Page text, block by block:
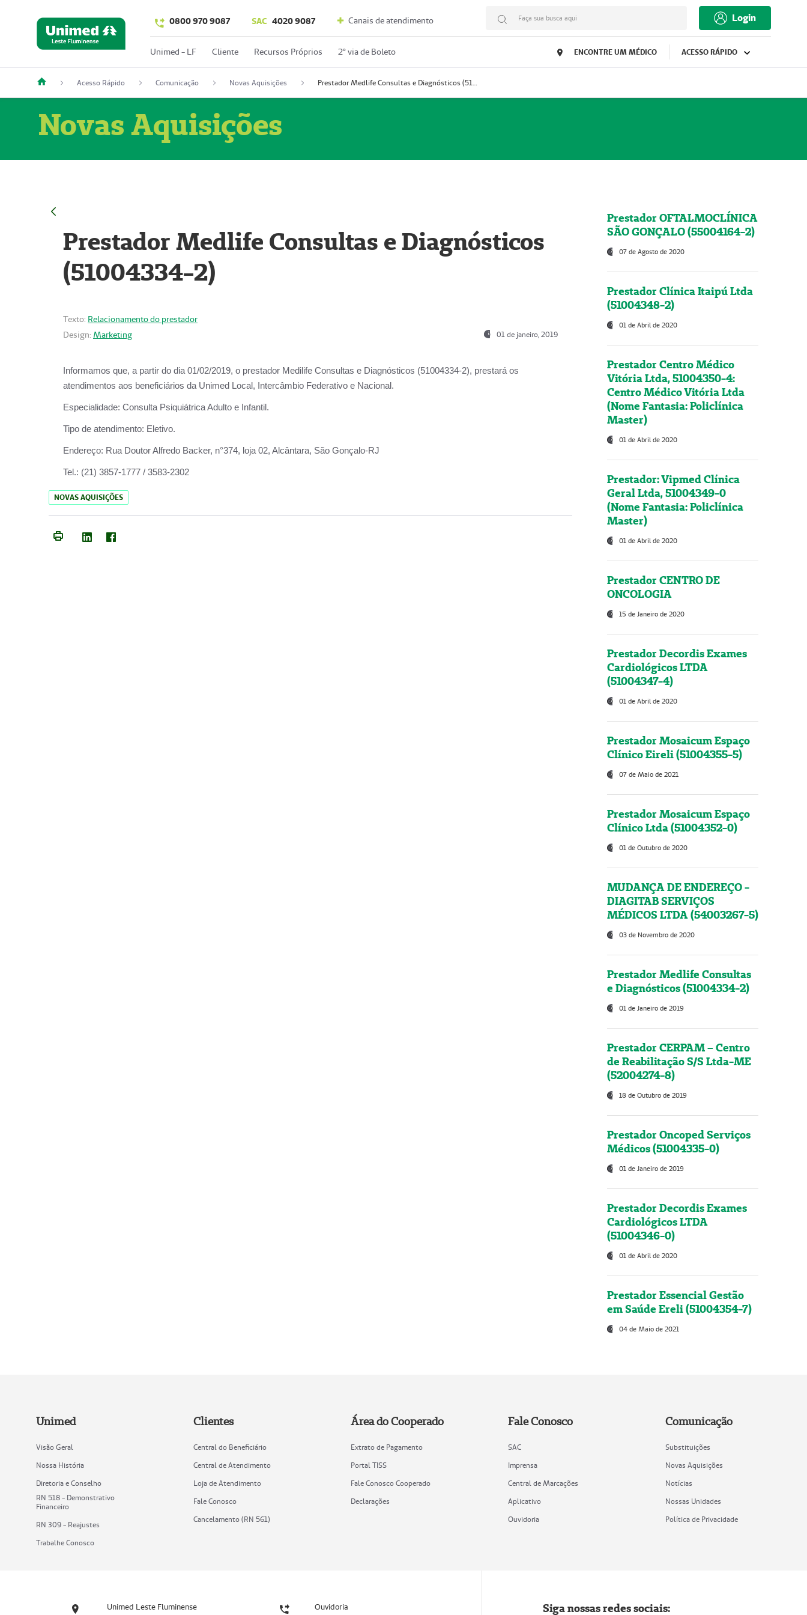
0800 970 9087 SAC 4020 9087 Canais de atendimento Faça sua busca aqui Login
Unimed - LF Cliente Recursos Próprios 2º via de Boleto ENCONTRE UM MÉDICO ACESSO RÁPIDO
Acesso Rápido Comunicação Novas Aquisições Prestador Medlife Consultas e Diagnósticos (51004334-2)
Novas Aquisições
Prestador Medlife Consultas e Diagnósticos
(51004334-2)
Texto: Relacionamento do prestador
Design: Marketing 01 de janeiro, 2019
Informamos que, a partir do dia 01/02/2019, o prestador Medilife Consultas e Diagnósticos (51004334-2), prestará os
atendimentos aos beneficiários da Unimed Local, Intercâmbio Federativo e Nacional.
Especialidade: Consulta Psiquiátrica Adulto e Infantil.
Tipo de atendimento: Eletivo.
Endereço: Rua Doutor Alfredo Backer, n°374, loja 02, Alcântara, São Gonçalo-RJ
Tel.: (21) 3857-1777 / 3583-2302
NOVAS AQUISIÇÕES
Prestador OFTALMOCLÍNICA
SÃO GONÇALO (55004164-2)
07 de Agosto de 2020
Prestador Clínica Itaipú Ltda
(51004348-2)
01 de Abril de 2020
Prestador Centro Médico
Vitória Ltda, 51004350-4:
Centro Médico Vitória Ltda
(Nome Fantasia: Policlínica
Master)
01 de Abril de 2020
Prestador: Vipmed Clínica
Geral Ltda, 51004349-0
(Nome Fantasia: Policlínica
Master)
01 de Abril de 2020
Prestador CENTRO DE
ONCOLOGIA
15 de Janeiro de 2020
Prestador Decordis Exames
Cardiológicos LTDA
(51004347-4)
01 de Abril de 2020
Prestador Mosaicum Espaço
Clínico Eireli (51004355-5)
07 de Maio de 2021
Prestador Mosaicum Espaço
Clínico Ltda (51004352-0)
01 de Outubro de 2020
MUDANÇA DE ENDEREÇO -
DIAGITAB SERVIÇOS
MÉDICOS LTDA (54003267-5)
03 de Novembro de 2020
Prestador Medlife Consultas
e Diagnósticos (51004334-2)
01 de Janeiro de 2019
Prestador CERPAM – Centro
de Reabilitação S/S Ltda-ME
(52004274-8)
18 de Outubro de 2019
Prestador Oncoped Serviços
Médicos (51004335-0)
01 de Janeiro de 2019
Prestador Decordis Exames
Cardiológicos LTDA
(51004346-0)
01 de Abril de 2020
Prestador Essencial Gestão
em Saúde Ereli (51004354-7)
04 de Maio de 2021
Unimed
Visão Geral
Nossa História
Diretoria e Conselho
RN 518 - Demonstrativo
Financeiro
RN 309 - Reajustes
Trabalhe Conosco
Clientes
Central do Beneficiário
Central de Atendimento
Loja de Atendimento
Fale Conosco
Cancelamento (RN 561)
Área do Cooperado
Extrato de Pagamento
Portal TISS
Fale Conosco Cooperado
Declarações
Fale Conosco
SAC
Imprensa
Central de Marcações
Aplicativo
Ouvidoria
Comunicação
Substituições
Novas Aquisições
Notícias
Nossas Unidades
Política de Privacidade
Unimed Leste Fluminense Ouvidoria Siga nossas redes sociais: